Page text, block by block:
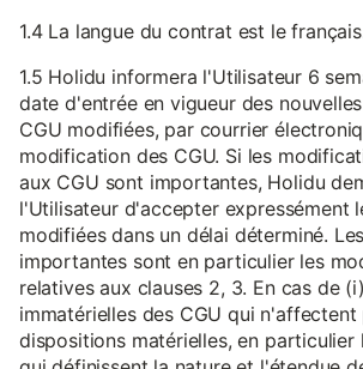
1.4 La langue du contrat est le
1.5 Holidu informera l'Utilisateur 6
date d'entrée en vigueur des
CGU modifiées, par courrier
modification des CGU. Si les
aux CGU sont importantes, Holidu
l'Utilisateur d'accepter expressément
modifiées dans un délai déterminé.
importantes sont en particulier les
relatives aux clauses 2, 3. En cas de
immatérielles des CGU qui n'affectent
dispositions matérielles, en particulier